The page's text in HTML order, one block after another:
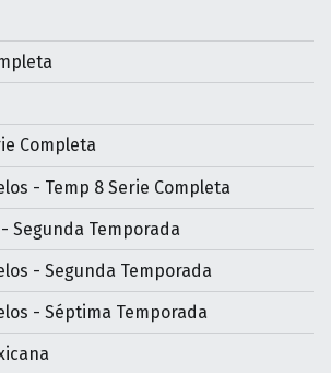
Completa
- Temp 8 Serie Completa
Segunda Temporada
- Segunda Temporada
- Séptima Temporada